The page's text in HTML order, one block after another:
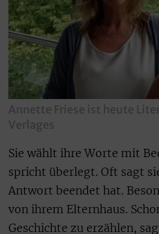
Annette Friese ist heute
Verlages
Sie wählt ihre Worte mit
spricht überlegt. Oft sagt
Antwort beendet hat.
von ihrem Elternhaus.
Geschichte zu erzählen,